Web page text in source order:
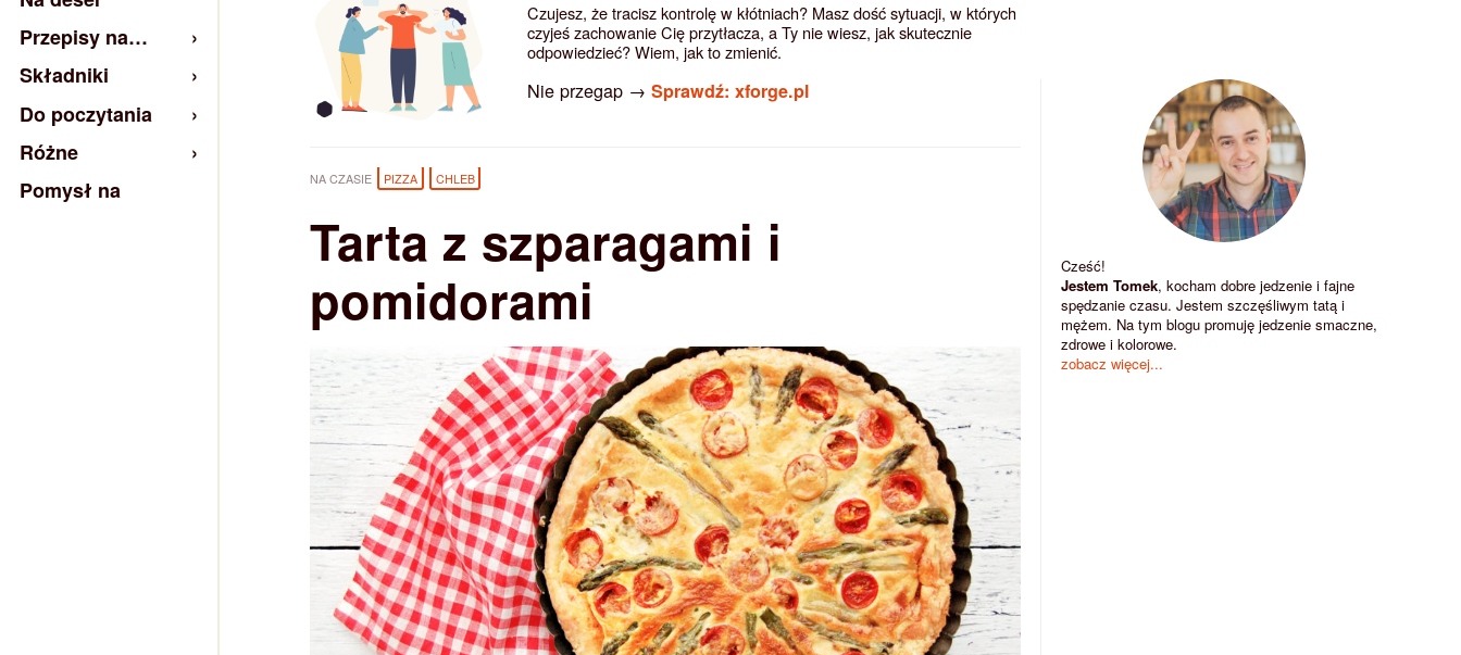
Czujesz, że tracisz kontrolę w kłótniach? Masz dość sytuacji, w których
czyjeś zachowanie Cię przytłacza, a Ty nie wiesz, jak skutecznie
odpowiedzieć? Wiem, jak to zmienić.
Nie przegap → Sprawdź: xforge.pl
NA CZASIE PIZZA CHLEB
Tarta z szparagami i
pomidorami
Cześć!
Jestem Tomek, kocham dobre jedzenie i fajne
spędzanie czasu. Jestem szczęśliwym tatą i
mężem. Na tym blogu promuję jedzenie smaczne,
zdrowe i kolorowe.
zobacz więcej...
Przepisy na…
Składniki
Do poczytania
Różne
Pomysł na